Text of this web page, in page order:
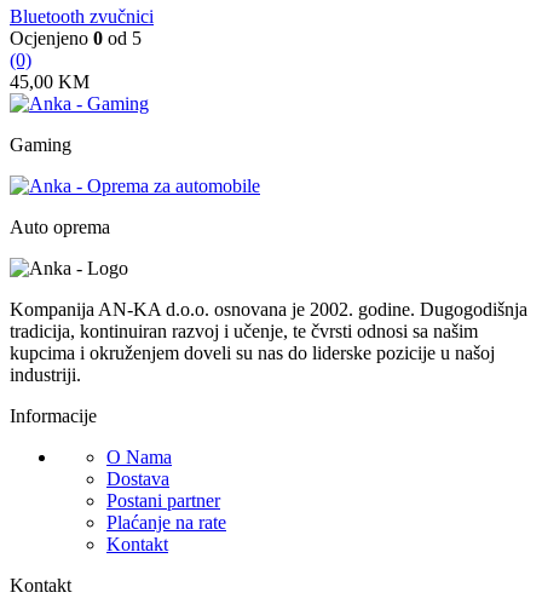
Bluetooth zvučnici
Ocjenjeno 0 od 5
(0)
45,00 KM
Gaming
Auto oprema
Kompanija AN-KA d.o.o. osnovana je 2002. godine. Dugogodišnja
tradicija, kontinuiran razvoj i učenje, te čvrsti odnosi sa našim
kupcima i okruženjem doveli su nas do liderske pozicije u našoj
industriji.
Informacije
O Nama
Dostava
Postani partner
Plaćanje na rate
Kontakt
Kontakt